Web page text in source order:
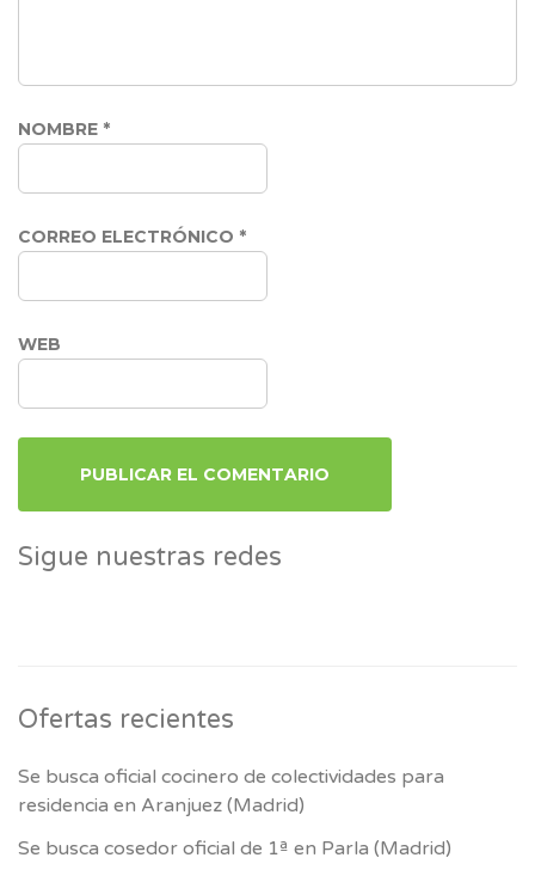
NOMBRE *
CORREO ELECTRÓNICO *
WEB
Sigue nuestras redes
Ofertas recientes
Se busca oficial cocinero de colectividades para
residencia en Aranjuez (Madrid)
Se busca cosedor oficial de 1ª en Parla (Madrid)